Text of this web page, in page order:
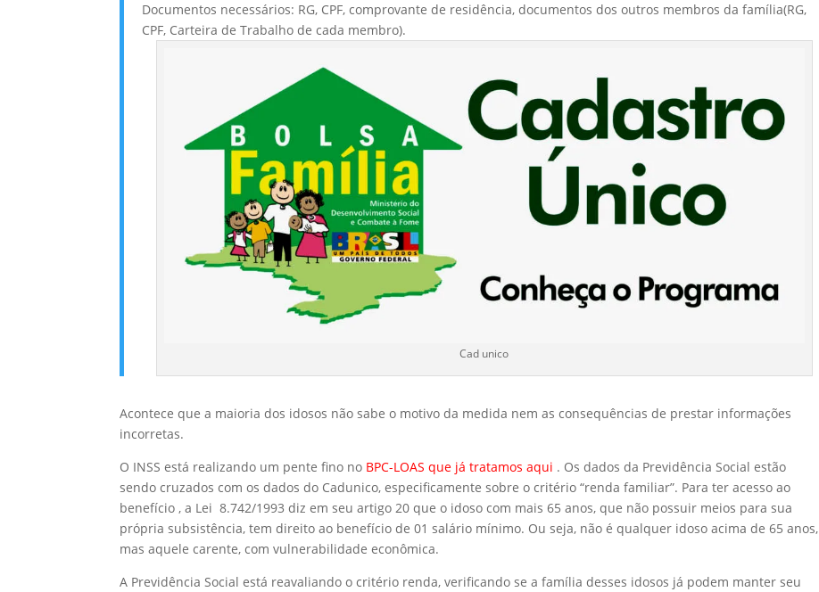
Documentos necessários: RG, CPF, comprovante de residência, documentos dos outros membros da família(RG,
CPF, Carteira de Trabalho de cada membro).
Cad unico
Acontece que a maioria dos idosos não sabe o motivo da medida nem as consequências de prestar informações
incorretas.
O INSS está realizando um pente fino no BPC-LOAS que já tratamos aqui . Os dados da Previdência Social estão
sendo cruzados com os dados do Cadunico, especificamente sobre o critério “renda familiar”. Para ter acesso ao
benefício , a Lei 8.742/1993 diz em seu artigo 20 que o idoso com mais 65 anos, que não possuir meios para sua
própria subsistência, tem direito ao benefício de 01 salário mínimo. Ou seja, não é qualquer idoso acima de 65 anos,
mas aquele carente, com vulnerabilidade econômica.
A Previdência Social está reavaliando o critério renda, verificando se a família desses idosos já podem manter seu